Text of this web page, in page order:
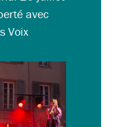
avec
Voix